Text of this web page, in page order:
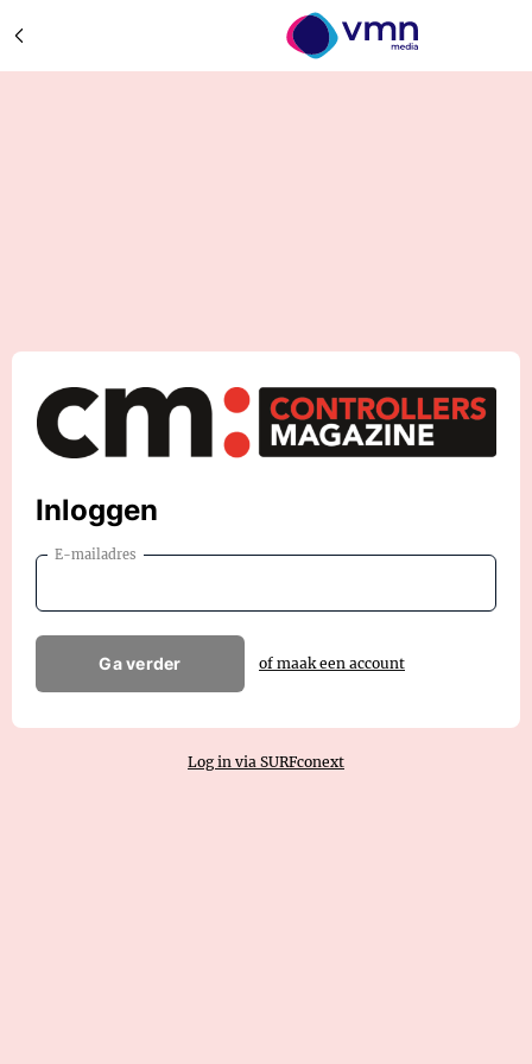
Inloggen
E-mailadres
Ga verder of maak een account
Log in via SURFconext